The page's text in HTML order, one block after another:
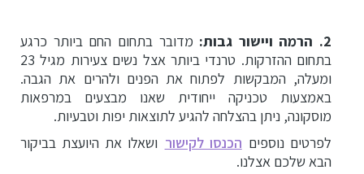
2. הרמה ויישור גבות:
מדובר בתחום החם ביותר כרגע
בתחום ההזרקות. טרנדי ביותר אצל נשים צעירות מגיל 23
ומעלה, המבקשות לפתוח את הפנים ולהרים את הגבה.
באמצעות טכניקה ייחודית שאנו מבצעים במרפאות
מוסקונה, ניתן בהצלחה להגיע לתוצאות יפות וטבעיות.
לפרטים נוספים הכנסו לקישור ושאלו את היועצת בביקור
הבא שלכם אצלנו.